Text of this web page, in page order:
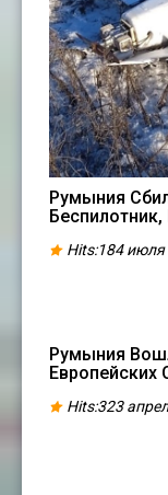
Румыния
Hits:184 июля
Румыния
Европейских
Hits:323